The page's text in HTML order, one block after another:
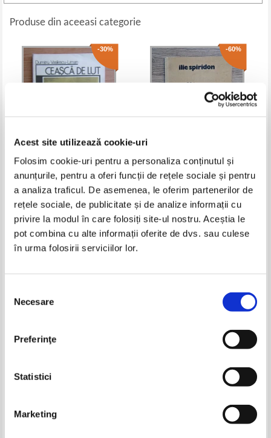
Acest site utilizează cookie-uri
Folosim cookie-uri pentru a personaliza conținutul și
anunțurile, pentru a oferi funcții de rețele sociale și pentru
a analiza traficul. De asemenea, le oferim partenerilor de
rețele sociale, de publicitate și de analize informații cu
privire la modul în care folosiți site-ul nostru. Aceștia le
pot combina cu alte informații oferite de dvs. sau culese
în urma folosirii serviciilor lor.
consimțământului
Necesare
Preferinţe
Statistici
Marketing
Produse din aceeasi categorie
-30%
Dumitru Vasilescu - Liman -
Ceasca de lut
Pret:12,00Lei 8,40 Lei
Adaugă în coș
-60%
Ilie Spiridon - Cu suflet inalt
Pret:16,00Lei 6,40 Lei
Adaugă în coș
-60%
Pan Izverna - Rondelurile
Adaugă în coș
Mihail Manolescu - Intre liric si
Lei